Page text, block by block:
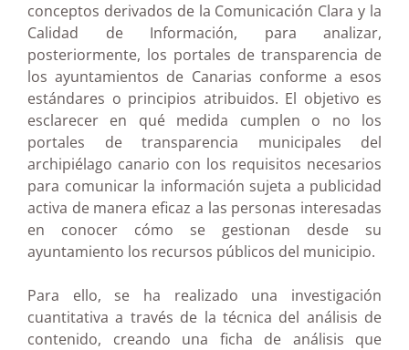
conceptos derivados de la Comunicación Clara y la
Calidad de Información, para analizar,
posteriormente, los portales de transparencia de
los ayuntamientos de Canarias conforme a esos
estándares o principios atribuidos. El objetivo es
esclarecer en qué medida cumplen o no los
portales de transparencia municipales del
archipiélago canario con los requisitos necesarios
para comunicar la información sujeta a publicidad
activa de manera eficaz a las personas interesadas
en conocer cómo se gestionan desde su
ayuntamiento los recursos públicos del municipio.
Para ello, se ha realizado una investigación
cuantitativa a través de la técnica del análisis de
contenido, creando una ficha de análisis que